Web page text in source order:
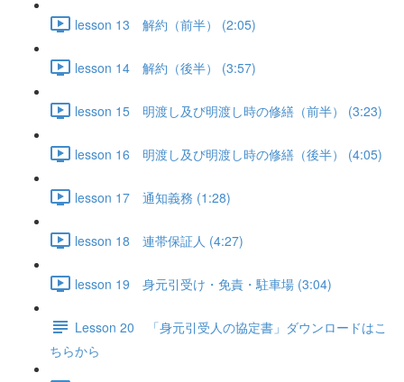
lesson 13 解約（前半） (2:05)
lesson 14 解約（後半） (3:57)
lesson 15 明渡し及び明渡し時の修繕（前半） (3:23)
lesson 16 明渡し及び明渡し時の修繕（後半） (4:05)
lesson 17 通知義務 (1:28)
lesson 18 連帯保証人 (4:27)
lesson 19 身元引受け・免責・駐車場 (3:04)
Lesson 20 「身元引受人の協定書」ダウンロードはこ
ちらから